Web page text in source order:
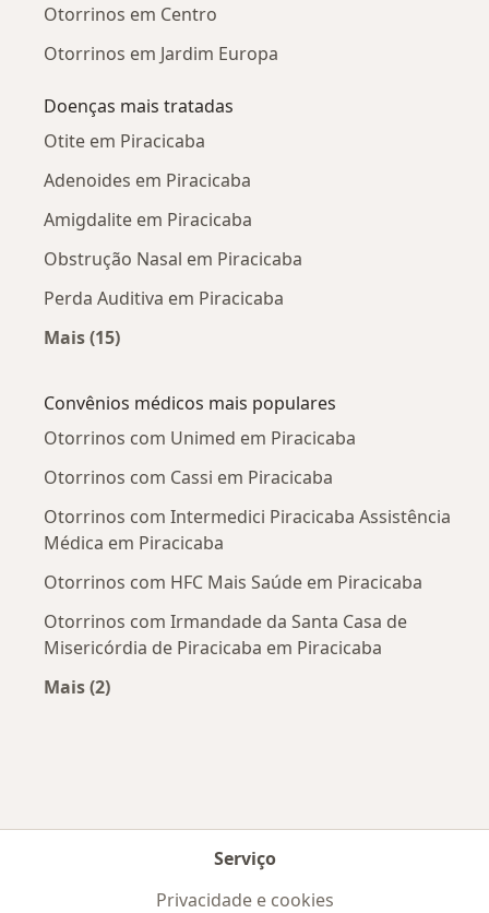
Otorrinos em Centro
Otorrinos em Jardim Europa
Doenças mais tratadas
Otite em Piracicaba
Adenoides em Piracicaba
Amigdalite em Piracicaba
Obstrução Nasal em Piracicaba
Perda Auditiva em Piracicaba
Mais (15)
Convênios médicos mais populares
Otorrinos com Unimed em Piracicaba
Otorrinos com Cassi em Piracicaba
Otorrinos com Intermedici Piracicaba Assistência
Médica em Piracicaba
Otorrinos com HFC Mais Saúde em Piracicaba
Otorrinos com Irmandade da Santa Casa de
Misericórdia de Piracicaba em Piracicaba
Mais (2)
Serviço
Privacidade e cookies